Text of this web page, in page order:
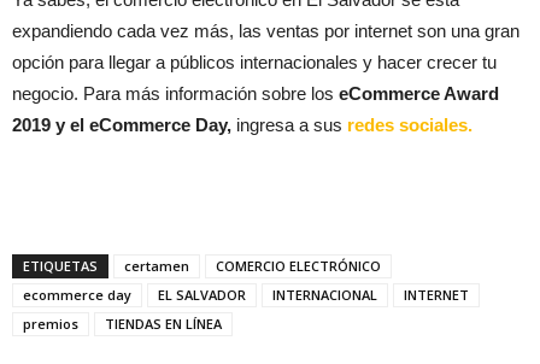
expandiendo cada vez más, las ventas por internet son una gran
opción para llegar a públicos internacionales y hacer crecer tu
negocio. Para más información sobre los eCommerce Award
2019 y el eCommerce Day, ingresa a sus redes sociales.
ETIQUETAS certamen
COMERCIO ELECTRÓNICO
ecommerce day
EL SALVADOR INTERNACIONAL
INTERNET
premios
TIENDAS EN LÍNEA